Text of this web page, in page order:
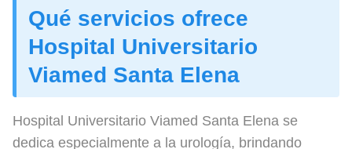
Qué servicios ofrece
Hospital Universitario
Viamed Santa Elena
Hospital Universitario Viamed Santa Elena se
dedica especialmente a la urología, brindando